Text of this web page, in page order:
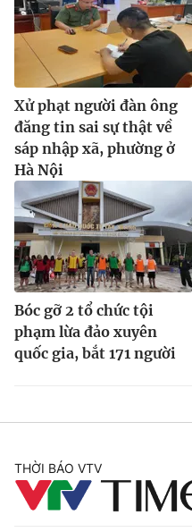
Xử phạt người đàn ông
đăng tin sai sự thật về
sáp nhập xã, phường ở
Hà Nội
Bóc gỡ 2 tổ chức tội
phạm lừa đảo xuyên
quốc gia, bắt 171 người
THỜI BÁO VTV